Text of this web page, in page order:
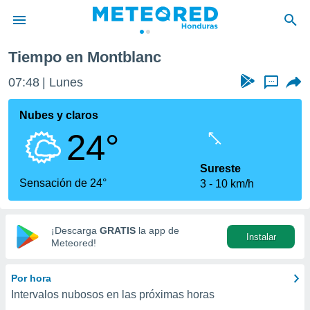
de
ha sido
calidad.
a este
las
y
digital
basada
Tiempo en Montblanc
07:48 Lunes ...
Nubes y claros
24°
Sensación de 24°
Sureste
3
10 km/h
¡Descarga GRATIS la app de
Meteored!
Instalar
Por hora
Intervalos nubosos en las próximas horas